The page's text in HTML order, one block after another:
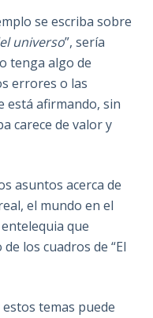
se escriba sobre
universo”, sería
tenga algo de
errores o las
está afirmando, sin
carece de valor y
asuntos acerca de
el mundo en el
que
los cuadros de “El
temas puede